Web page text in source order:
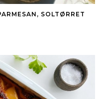
SOLTØRRET